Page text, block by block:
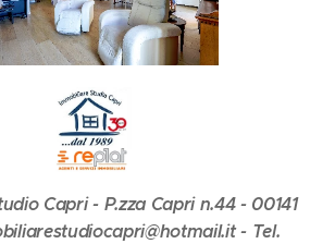
Capri - P.zza Capri n.44 - 00141
- Tel.